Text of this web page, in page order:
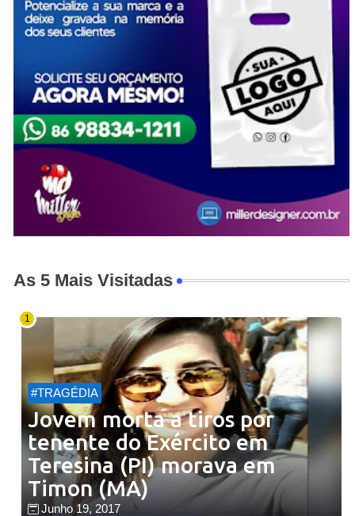
As 5 Mais Visitadas
#TRAGÉDIA
Jovem morta a tiros por
tenente do Exército em
Teresina (PI) morava em
Timon (MA)
Junho 19, 2017